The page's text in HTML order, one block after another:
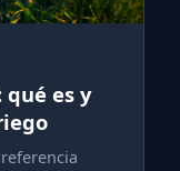
qué es y